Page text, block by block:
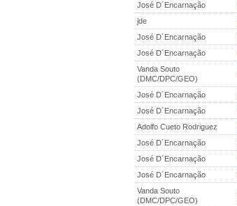
José D´Encarnação
jde
José D´Encarnação
José D´Encarnação
Vanda Souto
(DMC/DPC/GEO)
José D´Encarnação
José D´Encarnação
Adolfo Cueto Rodriguez
José D´Encarnação
José D´Encarnação
José D´Encarnação
Vanda Souto
(DMC/DPC/GEO)